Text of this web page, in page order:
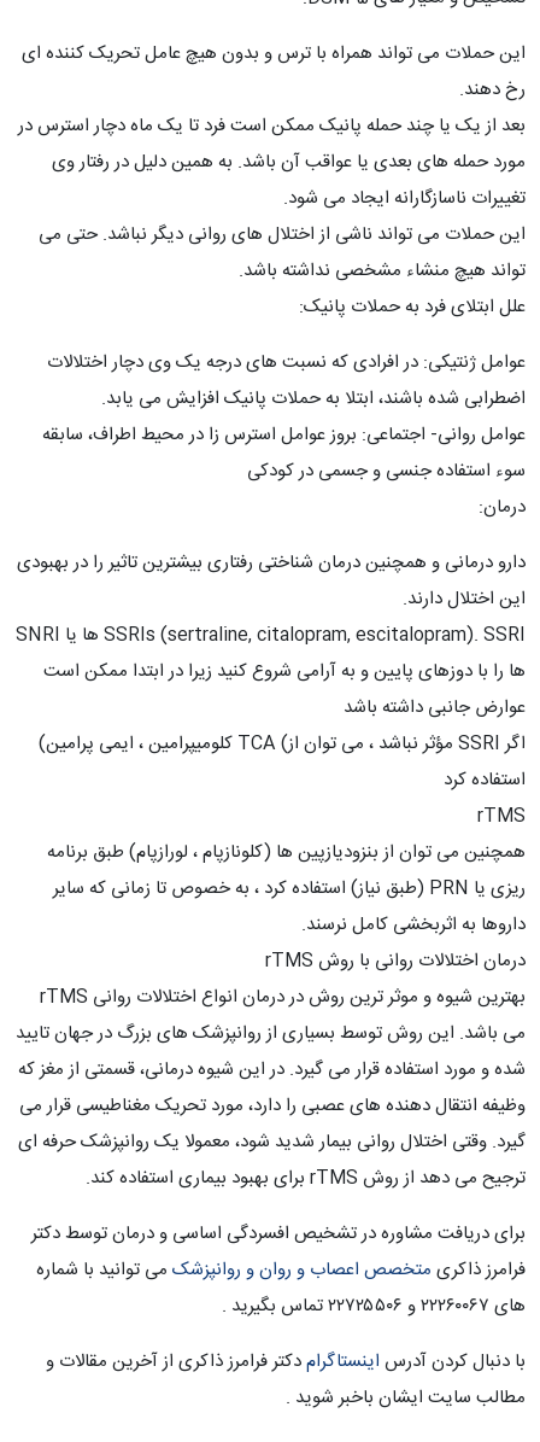
این حملات می تواند همراه با ترس و بدون هیچ عامل تحریک کننده ای
رخ دهند.
بعد از یک یا چند حمله پانیک ممکن است فرد تا یک ماه دچار استرس در
مورد حمله های بعدی یا عواقب آن باشد. به همین دلیل در رفتار وی
تغییرات ناسازگارانه ایجاد می شود.
این حملات می تواند ناشی از اختلال های روانی دیگر نباشد. حتی می
تواند هیچ منشاء مشخصی نداشته باشد.
علل ابتلای فرد به حملات پانیک:
عوامل ژنتیکی: در افرادی که نسبت های درجه یک وی دچار اختلالات
اضطرابی شده باشند، ابتلا به حملات پانیک افزایش می یابد.
عوامل روانی- اجتماعی: بروز عوامل استرس زا در محیط اطراف، سابقه
سوء استفاده جنسی و جسمی در کودکی
درمان:
دارو درمانی و همچنین درمان شناختی رفتاری بیشترین تاثیر را در بهبودی
این اختلال دارند.
SSRIs (sertraline, citalopram, escitalopram). SSRI ها یا SNRI
ها را با دوزهای پایین و به آرامی شروع کنید زیرا در ابتدا ممکن است
عوارض جانبی داشته باشد
اگر SSRI مؤثر نباشد ، می توان از) TCA کلومیپرامین ، ایمی پرامین)
استفاده کرد
rTMS
همچنین می توان از بنزودیازپین ها (کلونازپام ، لورازپام) طبق برنامه
ریزی یا PRN (طبق نیاز) استفاده کرد ، به خصوص تا زمانی که سایر
داروها به اثربخشی کامل نرسند.
درمان اختلالات روانی با روش rTMS
بهترین شیوه و موثر ترین روش در درمان انواع اختلالات روانی rTMS
می باشد. این روش توسط بسیاری از روانپزشک های بزرگ در جهان تایید
شده و مورد استفاده قرار می گیرد. در این شیوه درمانی، قسمتی از مغز که
وظیفه انتقال دهنده های عصبی را دارد، مورد تحریک مغناطیسی قرار می
گیرد. وقتی اختلال روانی بیمار شدید شود، معمولا یک روانپزشک حرفه ای
ترجیح می دهد از روش rTMS برای بهبود بیماری استفاده کند.
برای دریافت مشاوره در تشخیص افسردگی اساسی و درمان توسط دکتر
فرامرز ذاکری متخصص اعصاب و روان و روانپزشک می توانید با شماره
های ۲۲۲۶۰۰۶۷ و ۲۲۷۲۵۵۰۶ تماس بگیرید .
با دنبال کردن آدرس اینستاگرامدکتر فرامرز ذاکری از آخرین مقالات و
مطالب سایت ایشان باخبر شوید .